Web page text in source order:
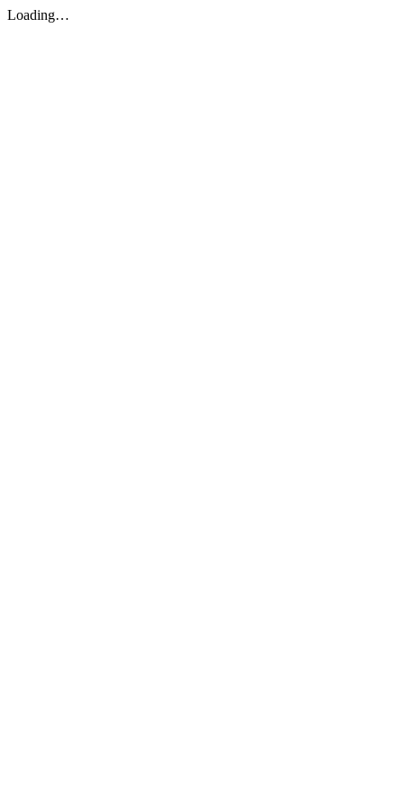
Loading…